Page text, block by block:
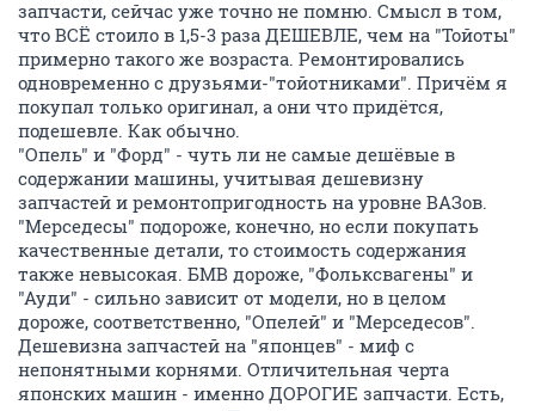
"Немцы" бывают разные. У меня был "Опель Астра"
1992 г.в., я уже несколько раз здесь цены приводил на
запчасти, сейчас уже точно не помню. Смысл в том,
что ВСЁ стоило в 1,5-3 раза ДЕШЕВЛЕ, чем на "Тойоты"
примерно такого же возраста. Ремонтировались
одновременно с друзьями-"тойотниками". Причём я
покупал только оригинал, а они что придётся,
подешевле. Как обычно.
"Опель" и "Форд" - чуть ли не самые дешёвые в
содержании машины, учитывая дешевизну
запчастей и ремонтопригодность на уровне ВАЗов.
"Мерседесы" подороже, конечно, но если покупать
качественные детали, то стоимость содержания
также невысокая. БМВ дороже, "Фольксвагены" и
"Ауди" - сильно зависит от модели, но в целом
дороже, соответственно, "Опелей" и "Мерседесов".
Дешевизна запчастей на "японцев" - миф с